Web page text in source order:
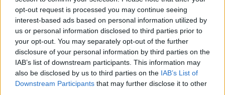
opt-out request is processed you may continue seeing
interest-based ads based on personal information utilized by
us or personal information disclosed to third parties prior to
your opt-out. You may separately opt-out of the further
disclosure of your personal information by third parties on the
IAB’s list of downstream participants. This information may
also be disclosed by us to third parties on the IAB’s List of
Downstream Participants that may further disclose it to other
ερευνητής που κατέγραφε τη
συμβίωση του μικρού σκυλιού
με αγέλη λύκων εξηγεί γιατί
δεν επενέβη
ΣΉΜΕΡΑ
«Κρατάμε την επιστημονική απόσταση,
δεν είναι δυνατόν να πάω να επέμβω,
ούτε γίνεται να στείλω κάποιον
κτηνίατρο σε ένα μέρος όπου υπάρχει